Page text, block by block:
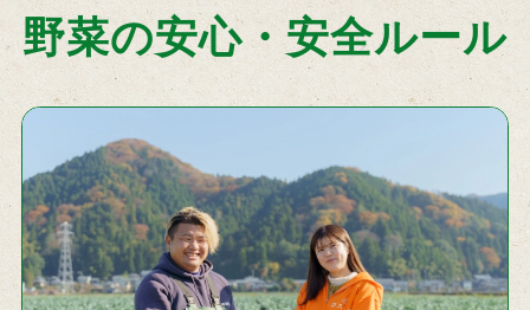
野菜の安心・安全ルール